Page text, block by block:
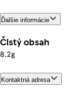
Ďalšie informácie
Čistý obsah
8.2g
Kontaktná adresa